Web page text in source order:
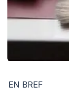
EN BREF